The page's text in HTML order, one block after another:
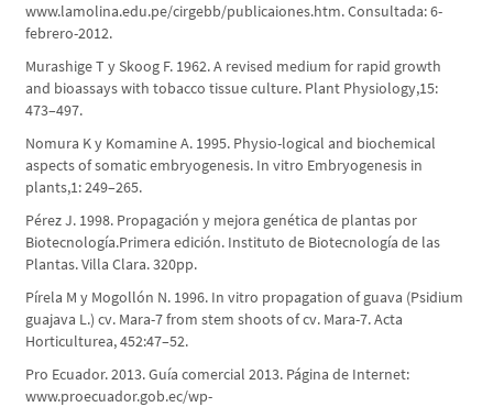
www.lamolina.edu.pe/cirgebb/publicaiones.htm. Consultada: 6-
febrero-2012.
Murashige T y Skoog F. 1962. A revised medium for rapid growth
and bioassays with tobacco tissue culture. Plant Physiology,15:
473–497.
Nomura K y Komamine A. 1995. Physio-logical and biochemical
aspects of somatic embryogenesis. In vitro Embryogenesis in
plants,1: 249–265.
Pérez J. 1998. Propagación y mejora genética de plantas por
Biotecnología.Primera edición. Instituto de Biotecnología de las
Plantas. Villa Clara. 320pp.
Pírela M y Mogollón N. 1996. In vitro propagation of guava (Psidium
guajava L.) cv. Mara-7 from stem shoots of cv. Mara-7. Acta
Horticulturea, 452:47–52.
Pro Ecuador. 2013. Guía comercial 2013. Página de Internet:
www.proecuador.gob.ec/wp-